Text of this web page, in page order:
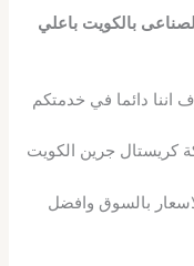
بالكويت باعلي
دائما في خدمتكم
كريستال جرين الكويت
بالسوق وافضل